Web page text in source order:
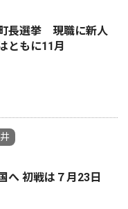
長選挙 現職に新人
ともに11月
へ 初戦は７月23日